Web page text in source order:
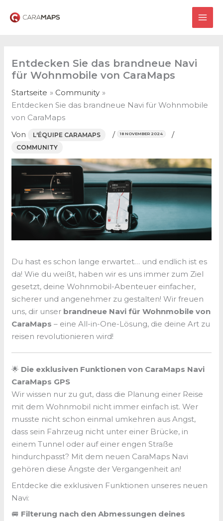
Inhalt
Entdecken Sie das brandneue Navi
für Wohnmobile von CaraMaps
Startseite
Community
Entdecken Sie das brandneue Navi für Wohnmobile
von CaraMaps
Von
L'ÉQUIPE CARAMAPS / 18 NOVEMBER 2024 /
COMMUNITY
Du hast es schon lange erwartet… und endlich ist es
da! Wie du weißt, haben wir es uns immer zum Ziel
gesetzt, deine Wohnmobil-Abenteuer einfacher,
sicherer und angenehmer zu gestalten! Wir freuen
uns, dir unser brandneue Navi für Wohnmobile von
CaraMaps– eine All-in-One-Lösung, die deine Art zu
reisen revolutionieren wird!
🌟 Die exklusiven Funktionen von CaraMaps Navi
CaraMaps GPS
Wir wissen nur zu gut, dass die Planung einer Reise
mit dem Wohnmobil nicht immer einfach ist. Wer
musste nicht schon einmal umkehren aus Angst,
dass sein Fahrzeug nicht unter einer Brücke, in
einem Tunnel oder auf einer engen Straße
hindurchpasst? Mit dem neuen CaraMaps Navi
gehören diese Ängste der Vergangenheit an!
Entdecke die exklusiven Funktionen unseres neuen
Navi:
🚐 Filterung nach den Abmessungen deines